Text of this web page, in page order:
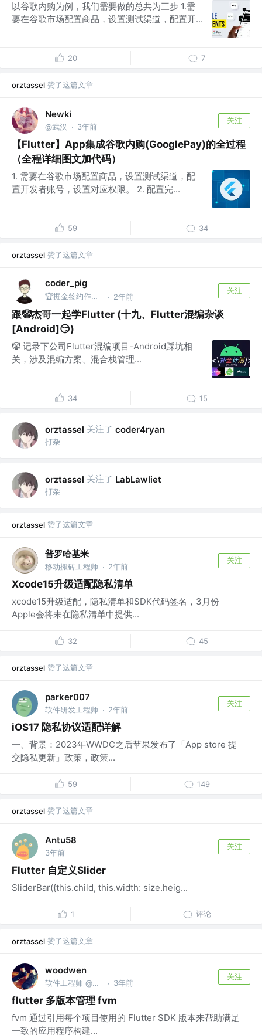
以谷歌内购为例，我们需要做的总共为三步 1.需
要在谷歌市场配置商品，设置测试渠道，配置开...
20 7
orztassel 赞了这篇文章
Newki
@武汉 · 3年前
关注
【Flutter】App集成谷歌内购(GooglePay)的全过程
（全程详细图文加代码）
1. 需要在谷歌市场配置商品，设置测试渠道，配
置开发者账号，设置对应权限。 2. 配置完...
59 34
orztassel 赞了这篇文章
coder_pig
🏆掘金签约作者 | 摸鱼王 @来日未必方长 · 2年前
关注
跟🤡杰哥一起学Flutter (十九、Flutter混编杂谈
[Android]😏)
🤡 记录下公司Flutter混编项目-Android踩坑相
关，涉及混编方案、混合栈管理...
34 15
orztassel 关注了 coder4ryan
打杂
orztassel 关注了 LabLawliet
打杂
orztassel 赞了这篇文章
普罗哈基米
移动搬砖工程师 · 2年前
关注
Xcode15升级适配隐私清单
xcode15升级适配，隐私清单和SDK代码签名，3月份
Apple会将未在隐私清单中提供...
32 45
orztassel 赞了这篇文章
parker007
软件研发工程师 · 2年前
关注
iOS17 隐私协议适配详解
一、背景：2023年WWDC之后苹果发布了「App store 提
交隐私更新」政策，政策...
59 149
orztassel 赞了这篇文章
Antu58
3年前
关注
Flutter 自定义Slider
SliderBar({this.child, this.width: size.heig...
1 评论
orztassel 赞了这篇文章
woodwen
软件工程师 @再惠网络 · 3年前
关注
flutter 多版本管理 fvm
fvm 通过引用每个项目使用的 Flutter SDK 版本来帮助满足
一致的应用程序构建...